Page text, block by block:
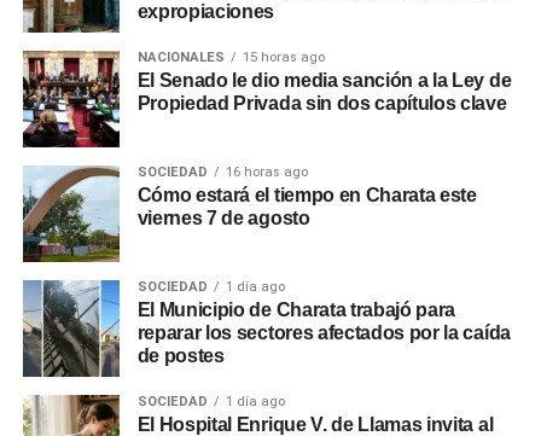
expropiaciones
NACIONALES 15 horas ago
El Senado le dio media sanción a la Ley de
Propiedad Privada sin dos capítulos clave
SOCIEDAD 16 horas ago
Cómo estará el tiempo en Charata este
viernes 7 de agosto
SOCIEDAD 1 día ago
El Municipio de Charata trabajó para
reparar los sectores afectados por la caída
de postes
SOCIEDAD 1 día ago
El Hospital Enrique V. de Llamas invita al